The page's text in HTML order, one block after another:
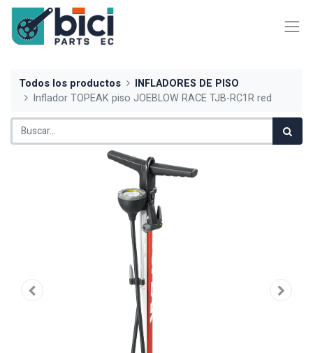
Todos los productos
INFLADORES DE PISO
Inflador TOPEAK piso JOEBLOW RACE TJB-RC1R red